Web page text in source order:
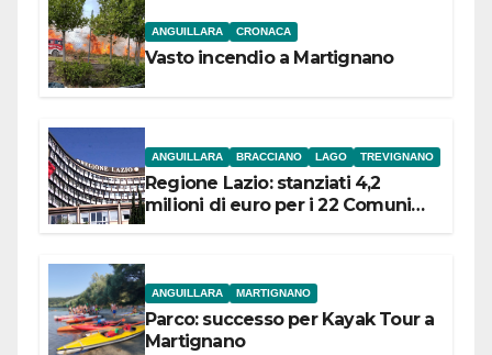
ANGUILLARA CRONACA
Vasto incendio a Martignano
ANGUILLARA BRACCIANO LAGO TREVIGNANO
Regione Lazio: stanziati 4,2
milioni di euro per i 22 Comuni
ANGUILLARA MARTIGNANO
Parco: successo per Kayak Tour a
Martignano